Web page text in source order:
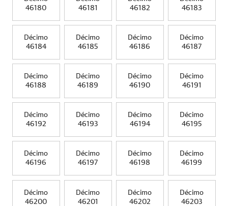
46180
46181
46182
46183
Décimo
46184
Décimo
46185
Décimo
46186
Décimo
46187
Décimo
46188
Décimo
46189
Décimo
46190
Décimo
46191
Décimo
46192
Décimo
46193
Décimo
46194
Décimo
46195
Décimo
46196
Décimo
46197
Décimo
46198
Décimo
46199
Décimo
46200
Décimo
46201
Décimo
46202
Décimo
46203